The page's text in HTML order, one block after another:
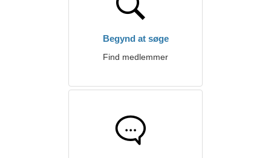
Begynd at søge
Find medlemmer